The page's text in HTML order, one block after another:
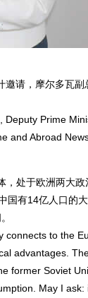
请，摩尔多瓦副
Prime
and Abroad
，处于欧洲两大政
国有14亿人口的
connects to the
advantages.
former Soviet
May I ask: